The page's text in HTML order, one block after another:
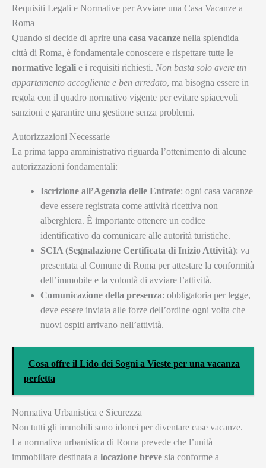
Requisiti Legali e Normative per Avviare una Casa Vacanze a
Roma
Quando si decide di aprire una casa vacanze nella splendida
città di Roma, è fondamentale conoscere e rispettare tutte le
normative legali e i requisiti richiesti. Non basta solo avere un
appartamento accogliente e ben arredato, ma bisogna essere in
regola con il quadro normativo vigente per evitare spiacevoli
sanzioni e garantire una gestione senza problemi.
Autorizzazioni Necessarie
La prima tappa amministrativa riguarda l’ottenimento di alcune
autorizzazioni fondamentali:
Iscrizione all’Agenzia delle Entrate: ogni casa vacanze
deve essere registrata come attività ricettiva non
alberghiera. È importante ottenere un codice
identificativo da comunicare alle autorità turistiche.
SCIA (Segnalazione Certificata di Inizio Attività): va
presentata al Comune di Roma per attestare la conformità
dell’immobile e la volontà di avviare l’attività.
Comunicazione della presenza: obbligatoria per legge,
deve essere inviata alle forze dell’ordine ogni volta che
nuovi ospiti arrivano nell’attività.
Cosa offre il Lido dei Sogni a Vieste per una vacanza
perfetta
Normativa Urbanistica e Sicurezza
Non tutti gli immobili sono idonei per diventare case vacanze.
La normativa urbanistica di Roma prevede che l’unità
immobiliare destinata a locazione breve sia conforme a